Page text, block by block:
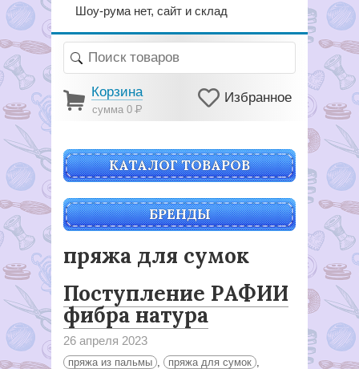
Шоу-рума нет, сайт и склад
Корзина
сумма 0Р
Избранное
КАТАЛОГ ТОВАРОВ
БРЕНДЫ
пряжа для сумок
Поступление РАФИИ
фибра натура
26 апреля 2023
пряжа из пальмы пряжа для сумок